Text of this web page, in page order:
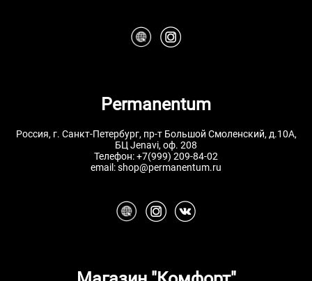
Permanentum
Россия, г. Санкт-Петербург, пр-т Большой Смоленский, д.10А,
БЦ Jenavi, оф. 208
Телефон:+7(999) 209-84-02
email:shop@permanentum.ru